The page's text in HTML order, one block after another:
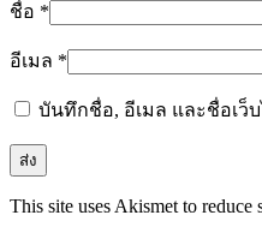
ชื่อ *
อีเมล *
บันทึกชื่อ, อีเมล และชื่อเว็
This site uses Akismet to reduce